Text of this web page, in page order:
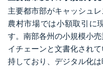
主要都市部がキャッシュ
農村市場では小額取引に
す。南部各州の小規模小
イチェーンと文書化され
持しており、デジタル化